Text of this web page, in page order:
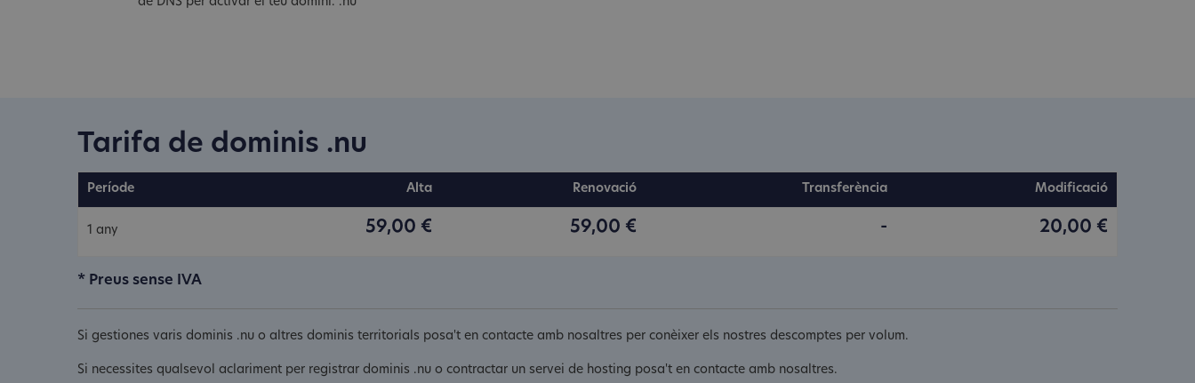
Tarifa de dominis .nu
Període Alta Renovació Transferència Modificació
1 any 59,00 € 59,00 € - 20,00 €
* Preus sense IVA
Si gestiones varis dominis .nu o altres dominis territorials posa't en contacte amb nosaltres per conèixer els nostres descomptes per volum.
Si necessites qualsevol aclariment per registrar dominis .nu o contractar un servei de hosting posa't en contacte amb nosaltres.